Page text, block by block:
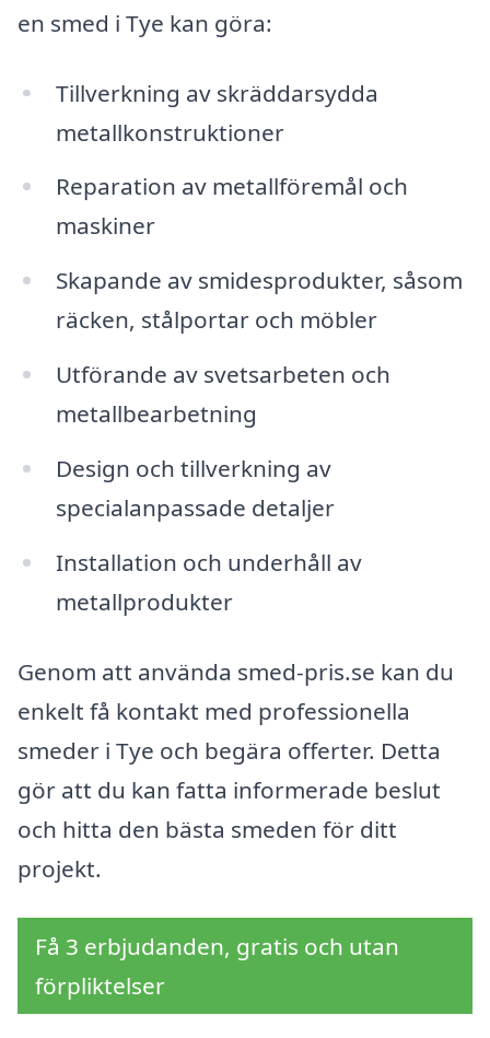
en smed i Tye kan göra:
Tillverkning av skräddarsydda
metallkonstruktioner
Reparation av metallföremål och
maskiner
Skapande av smidesprodukter, såsom
räcken, stålportar och möbler
Utförande av svetsarbeten och
metallbearbetning
Design och tillverkning av
specialanpassade detaljer
Installation och underhåll av
metallprodukter
Genom att använda smed-pris.se kan du
enkelt få kontakt med professionella
smeder i Tye och begära offerter. Detta
gör att du kan fatta informerade beslut
och hitta den bästa smeden för ditt
projekt.
Få 3 erbjudanden, gratis och utan
förpliktelser